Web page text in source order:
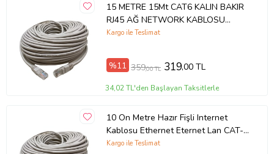
15 METRE 15Mt CAT6 KALIN BAKIR
RJ45 AĞ NETWORK KABLOSU
MODEM PC ARASI
Kargo ile Teslimat
%11 359,00 TL 319,00 TL
34,02 TL'den Başlayan Taksitlerle
10 On Metre Hazır Fişli Internet
Kablosu Ethernet Eternet Lan CAT-6
CAT6 MODEM PC ARASI
Kargo ile Teslimat